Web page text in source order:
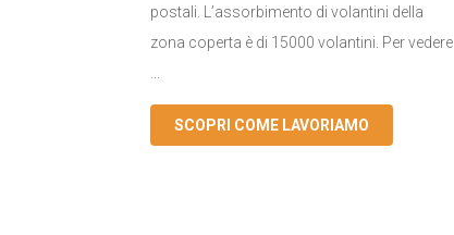
postali. L’assorbimento di volantini della
zona coperta è di 15000 volantini. Per vedere
SCOPRI COME LAVORIAMO